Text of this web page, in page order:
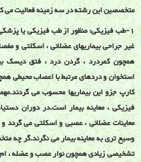
متخصصین این رشته در سه زمینه فعالیت می
1-طب فیزیکی: منظور از طب فیزیکی یا
غیر جراحی بیماریهای عضلانی ، اسکلتی و
همچون کمردرد ، گردن درد ، فتق دیسک
استخوان و دردهای مرتبط با اعصاب محیطی
کارپ جزو این بیماریها محسوب می
فیزیکی ، معاینه بیمار است.در دوران
معاینات عضلانی ، عصبی و اسکلتی می گردد
وسیع تری به معاینه بیمار می نگرند.گر چه
تشخیصی زیادی همچون نوار عصب و عضله ،